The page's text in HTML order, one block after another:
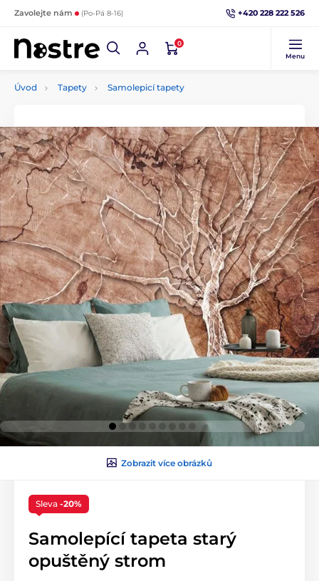
Zavolejte nám (Po-Pá 8-16) +420 228 222 526
0
Menu
Úvod Tapety Samolepicí tapety
Zobrazit více obrázků
Sleva -20%
Samolepící tapeta starý
opuštěný strom